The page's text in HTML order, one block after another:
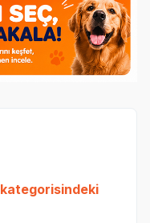
kategorisindeki